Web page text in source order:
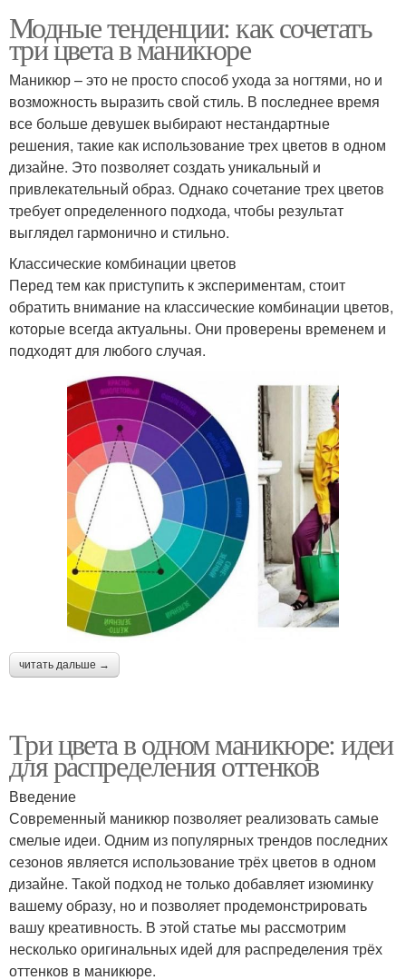
Модные тенденции: как сочетать
три цвета в маникюре
Маникюр – это не просто способ ухода за ногтями, но и
возможность выразить свой стиль. В последнее время
все больше девушек выбирают нестандартные
решения, такие как использование трех цветов в одном
дизайне. Это позволяет создать уникальный и
привлекательный образ. Однако сочетание трех цветов
требует определенного подхода, чтобы результат
выглядел гармонично и стильно.
Классические комбинации цветов
Перед тем как приступить к экспериментам, стоит
обратить внимание на классические комбинации цветов,
которые всегда актуальны. Они проверены временем и
подходят для любого случая.
читать дальше →
Три цвета в одном маникюре: идеи
для распределения оттенков
Введение
Современный маникюр позволяет реализовать самые
смелые идеи. Одним из популярных трендов последних
сезонов является использование трёх цветов в одном
дизайне. Такой подход не только добавляет изюминку
вашему образу, но и позволяет продемонстрировать
вашу креативность. В этой статье мы рассмотрим
несколько оригинальных идей для распределения трёх
оттенков в маникюре.